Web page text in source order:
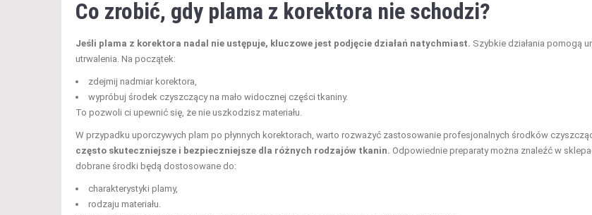
Co zrobić, gdy plama z korektora nie schodzi?
Jeśli plama z korektora nadal nie ustępuje, kluczowe jest podjęcie działań natychmiast. Szybkie działania pomogą
utrwalenia. Na początek:
zdejmij nadmiar korektora,
wypróbuj środek czyszczący na mało widocznej części tkaniny.
To pozwoli ci upewnić się, że nie uszkodzisz materiału.
W przypadku uporczywych plam po płynnych korektorach, warto rozważyć zastosowanie profesjonalnych środków
często skuteczniejsze i bezpieczniejsze dla różnych rodzajów tkanin. Odpowiednie preparaty można znaleźć w
dobrane środki będą dostosowane do:
charakterystyki plamy,
rodzaju materiału.